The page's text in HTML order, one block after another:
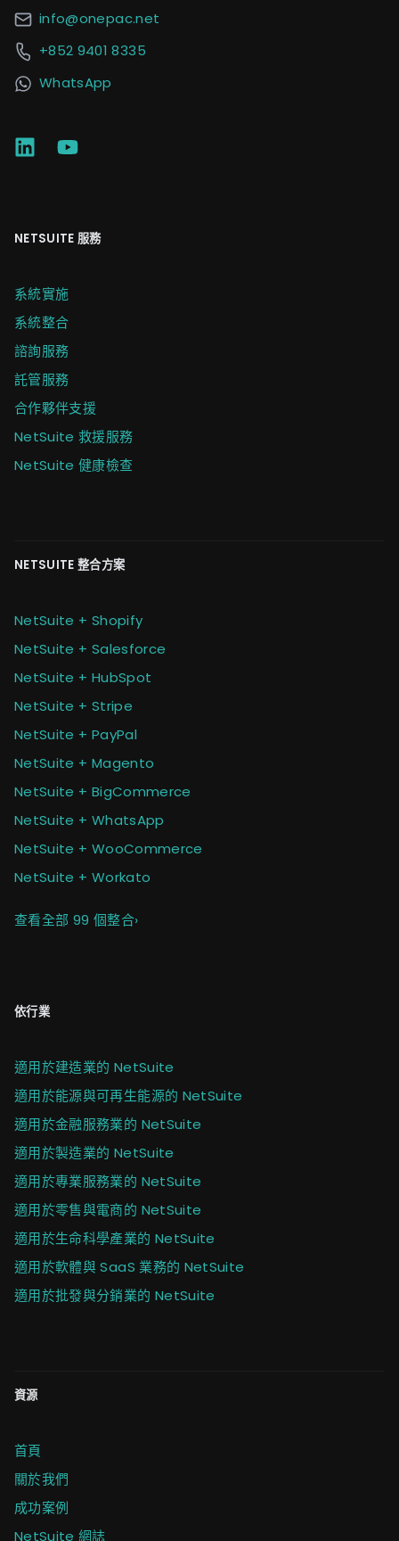
info@onepac.net
+852 9401 8335
WhatsApp
NETSUITE 服務
系統實施
系統整合
諮詢服務
託管服務
合作夥伴支援
NetSuite 救援服務
NetSuite 健康檢查
NETSUITE 整合方案
NetSuite + Shopify
NetSuite + Salesforce
NetSuite + HubSpot
NetSuite + Stripe
NetSuite + PayPal
NetSuite + Magento
NetSuite + BigCommerce
NetSuite + WhatsApp
NetSuite + WooCommerce
NetSuite + Workato
查看全部 99 個整合›
依行業
適用於建造業的 NetSuite
適用於能源與可再生能源的 NetSuite
適用於金融服務業的 NetSuite
適用於製造業的 NetSuite
適用於專業服務業的 NetSuite
適用於零售與電商的 NetSuite
適用於生命科學產業的 NetSuite
適用於軟體與 SaaS 業務的 NetSuite
適用於批發與分銷業的 NetSuite
資源
首頁
關於我們
成功案例
NetSuite 網誌